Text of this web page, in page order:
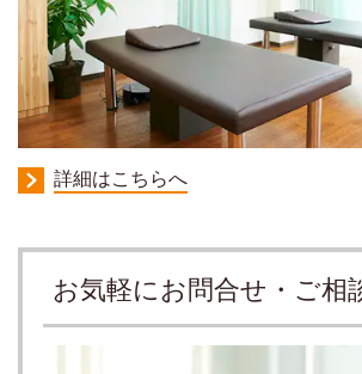
詳細はこちらへ
お気軽にお問合せ・ご相